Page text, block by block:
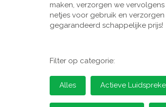
maken, verzorgen we
netjes voor gebruik en
gegarandeerd schappelijke prijs!
Filter op categorie:
Alles Actieve